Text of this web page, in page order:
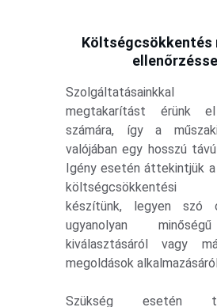
Költségcsökkentés
ellenőrzéssel
megtakarítást érünk
számára, így a
valójában egy hosszú
Igény esetén áttekintjük
költségcsökkentési
készítünk, legyen szó
ugyanolyan
kiválasztásáról vagy
megoldások
Szükség esetén